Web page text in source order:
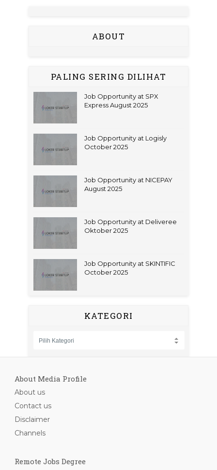
ABOUT
PALING SERING DILIHAT
Job Opportunity at SPX
Express August 2025
Job Opportunity at Logisly
October 2025
Job Opportunity at NICEPAY
August 2025
Job Opportunity at Deliveree
Oktober 2025
Job Opportunity at SKINTIFIC
October 2025
KATEGORI
About Media Profile
About us
Contact us
Disclaimer
Channels
Remote Jobs Degree